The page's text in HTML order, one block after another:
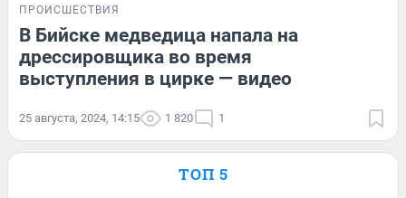
ПРОИСШЕСТВИЯ
В Бийске медведица напала на
дрессировщика во время
выступления в цирке — видео
25 августа, 2024, 14:15 1 820 1
ТОП 5